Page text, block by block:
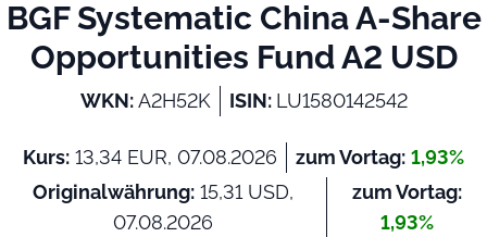
BGF Systematic China A-Share
Opportunities Fund A2 USD
WKN:A2H52K ISIN: LU1580142542
Kurs: 13,34 EUR, 07.08.2026 zum Vortag: 1,93%
Originalwährung: 15,31 USD,
07.08.2026
zum Vortag:
1,93%